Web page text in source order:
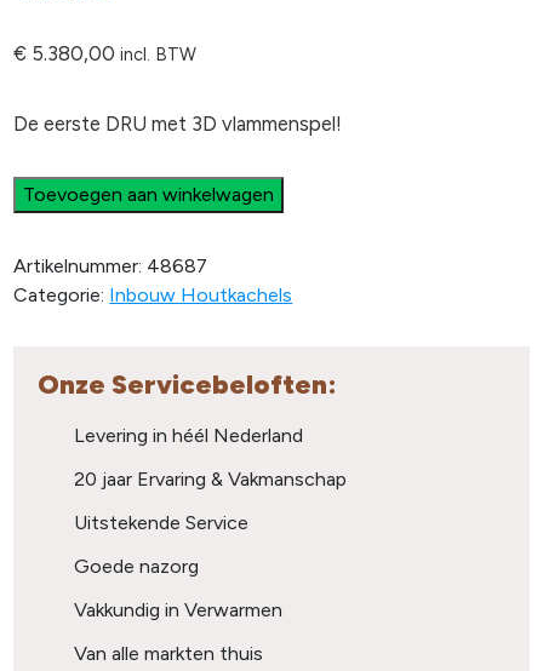
€ 5.380,00 incl. BTW
De eerste DRU met 3D vlammenspel!
Toevoegen aan winkelwagen
Artikelnummer: 48687
Categorie: Inbouw Houtkachels
Onze Servicebeloften:
Levering in héél Nederland
20 jaar Ervaring & Vakmanschap
Uitstekende Service
Goede nazorg
Vakkundig in Verwarmen
Van alle markten thuis